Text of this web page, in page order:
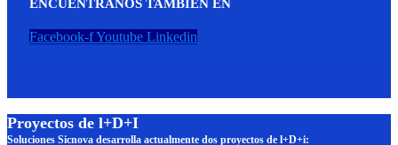
ENCUENTRANOS TAMBIÉN EN
Facebook-fYoutube Linkedin
Proyectos de l+D+I
Soluciones Sicnova desarrolla actualmente dos proyectos de l+D+i: